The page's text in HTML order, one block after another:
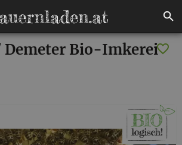
Demeter Bio-Imkerei